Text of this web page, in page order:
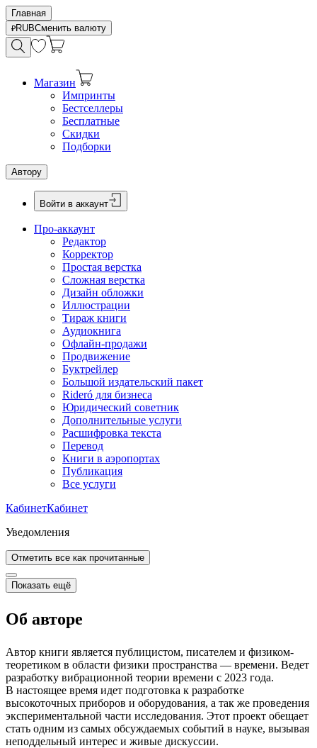
Главная
RUBСменить валюту
Магазин
Импринты
Бестселлеры
Бесплатные
Скидки
Подборки
Автору
Войти в аккаунт
Про-аккаунт
Редактор
Корректор
Простая верстка
Сложная верстка
Дизайн обложки
Иллюстрации
Тираж книги
Аудиокнига
Офлайн-продажи
Продвижение
Буктрейлер
Большой издательский пакет
Rideró для бизнеса
Юридический советник
Дополнительные услуги
Расшифровка текста
Перевод
Книги в аэропортах
Публикация
Все услуги
КабинетКабинет
Уведомления
Отметить все как прочитанные
Показать ещё
Об авторе
Автор книги является публицистом, писателем и физиком-
теоретиком в области физики пространства — времени. Ведет
разработку вибрационной теории времени с 2023 года.
В настоящее время идет подготовка к разработке
высокоточных приборов и оборудования, а так же проведения
экспериментальной части исследования. Этот проект обещает
стать одним из самых обсуждаемых событий в науке, вызывая
неподдельный интерес и живые дискуссии.